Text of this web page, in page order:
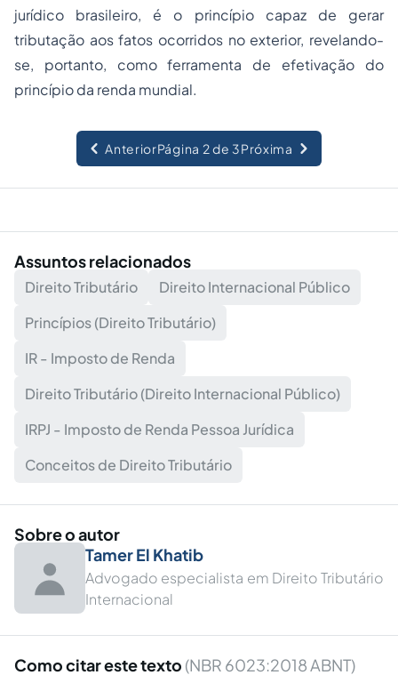
jurídico brasileiro, é o princípio capaz de gerar
tributação aos fatos ocorridos no exterior, revelando-
se, portanto, como ferramenta de efetivação do
princípio da renda mundial.
AnteriorPágina 2 de 3Próxima
Assuntos relacionados
Direito Tributário
Direito Internacional Público
Princípios (Direito Tributário)
IR - Imposto de Renda
Direito Tributário (Direito Internacional Público)
IRPJ - Imposto de Renda Pessoa Jurídica
Conceitos de Direito Tributário
Sobre o autor
Tamer El Khatib
Advogado especialista em Direito Tributário
Internacional
Como citar este texto (NBR 6023:2018 ABNT)